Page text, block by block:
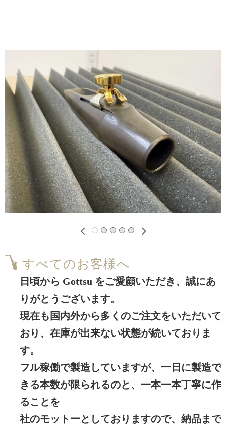
すべてのお客様へ
日頃から Gottsu をご愛顧いただき、誠にあ
りがとうございます。
現在も国内外から多くのご注文をいただいて
おり、在庫が出来ない状態が続いておりま
す。
フル稼働で製造していますが、一日に製造で
きる本数が限られるのと、一本一本丁寧に作
ることを
社のモットーとしておりますので、納品まで